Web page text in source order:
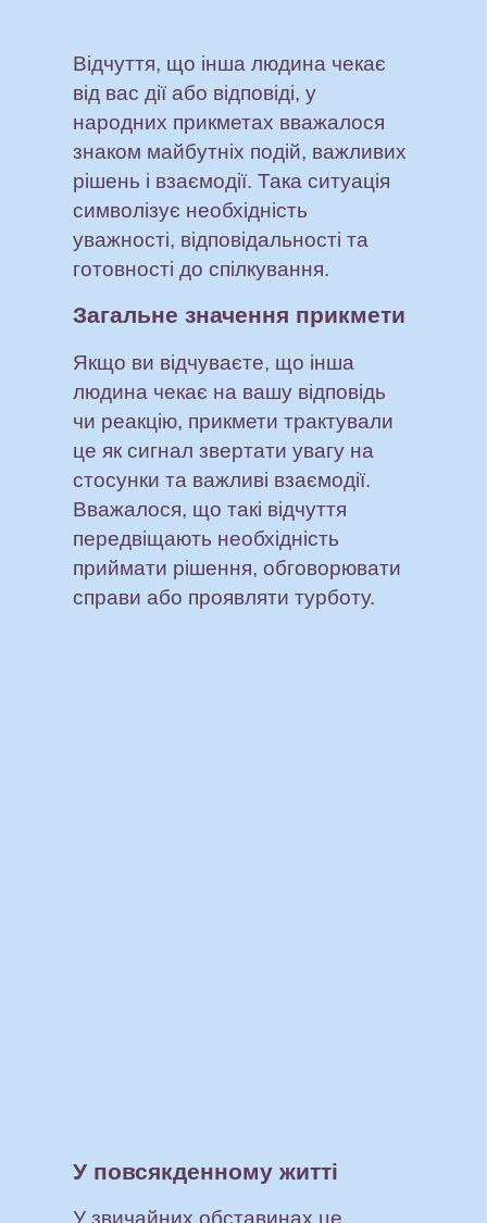
Відчуття, що інша людина чекає
від вас дії або відповіді, у
народних прикметах вважалося
знаком майбутніх подій, важливих
рішень і взаємодії. Така ситуація
символізує необхідність
уважності, відповідальності та
готовності до спілкування.
Загальне значення прикмети
Якщо ви відчуваєте, що інша
людина чекає на вашу відповідь
чи реакцію, прикмети трактували
це як сигнал звертати увагу на
стосунки та важливі взаємодії.
Вважалося, що такі відчуття
передвіщають необхідність
приймати рішення, обговорювати
справи або проявляти турботу.
У повсякденному житті
У звичайних обставинах це